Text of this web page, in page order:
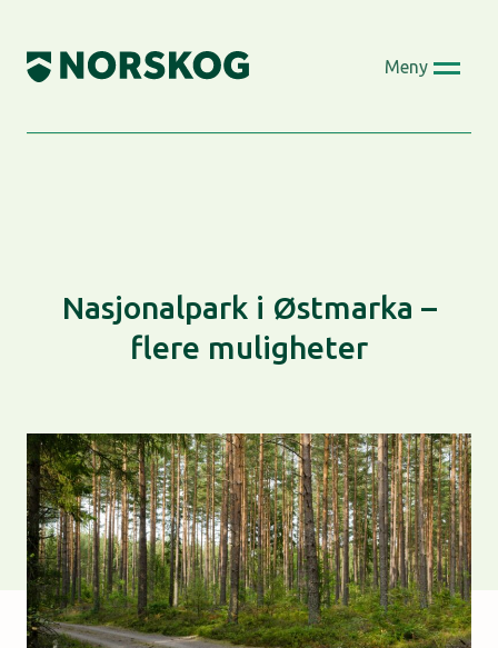
content
Meny
Nasjonalpark i Østmarka –
flere muligheter